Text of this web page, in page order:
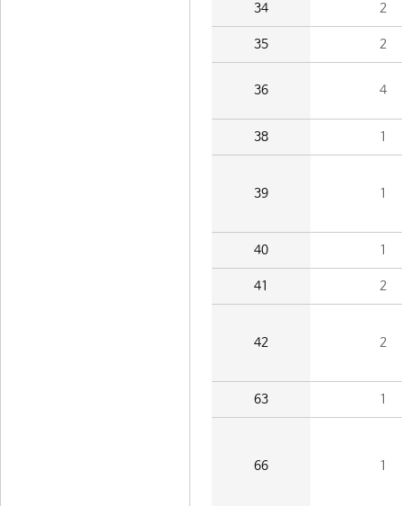
34 2
35 2
36 4
38 1
39 1
40 1
41 2
42 2
63 1
66 1